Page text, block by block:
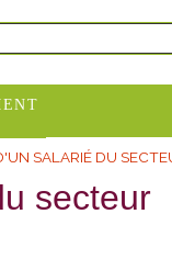
SALARIÉ DU
secteur